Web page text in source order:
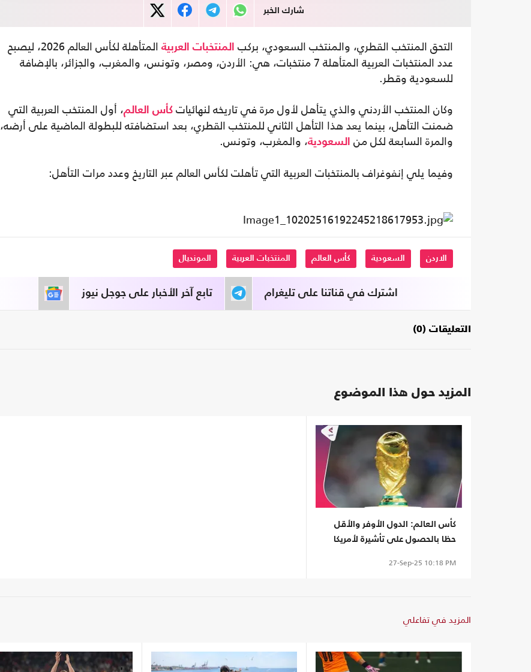
شارك الخبر
التحق المنتخب القطري، والمنتخب السعودي، بركب المنتخبات العربية
المتأهلة لكأس العالم 2026، ليصبح
عدد المنتخبات العربية المتأهلة 7 منتخبات، هي: الأردن، ومصر، وتونس، والمغرب، والجزائر، بالإضافة
للسعودية وقطر.
وكان المنتخب الأردني والذي يتأهل لأول مرة في تاريخه لنهائيات كأس العالم، أول المنتخب العربية التي
ضمنت التأهل، بينما يعد هذا التأهل الثاني للمنتخب القطري، بعد استضافته للبطولة الماضية على أرضه،
والمرة السابعة لكل من
السعودية، والمغرب، وتونس.
وفيما يلي إنفوغراف بالمنتخبات العربية التي تأهلت لكأس العالم عبر التاريخ وعدد مرات التأهل:
الاردن السعودية كأس العالم المنتخبات العربية المونديال
تابع آخر الأخبار على جوجل نيوز اشترك في قناتنا على تليغرام
التعليقات (0)
المزيد حول هذا الموضوع
كأس العالم: الدول الأوفر والأقل
حظا بالحصول على تأشيرة لأمريكا
27-Sep-25 10:18 PM
المزيد في تفاعلي